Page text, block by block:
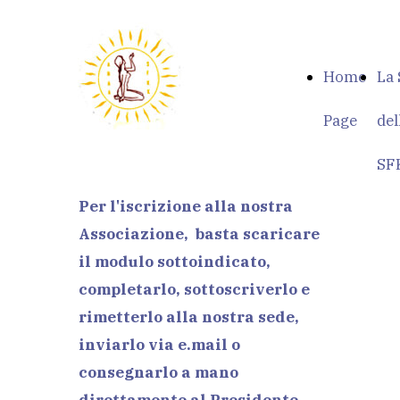
Home
Page
La
Per l'iscrizione alla nostra
Associazione, basta scaricare
il modulo sottoindicato,
completarlo, sottoscriverlo e
rimetterlo alla nostra sede,
inviarlo via e.mail o
consegnarlo a mano